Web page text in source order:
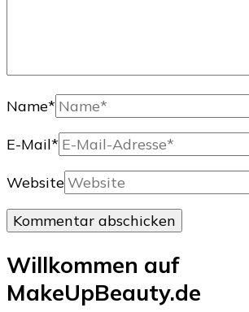
Name*
E-Mail*
Website
Willkommen auf
MakeUpBeauty.de